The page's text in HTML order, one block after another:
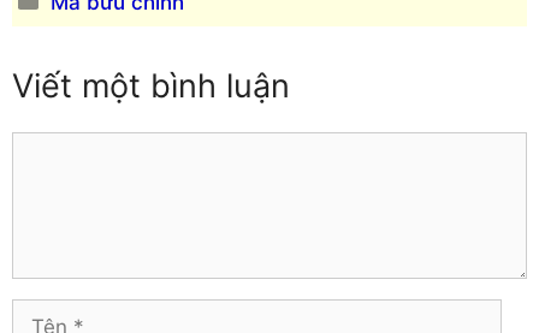
Hưng Yên
Yên Bái
mục
Viết một bình luận